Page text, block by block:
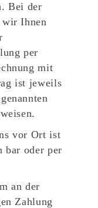
Bei der
wir Ihnen
per
mit
ist jeweils
vor Ort ist
bar oder per
an der
Zahlung